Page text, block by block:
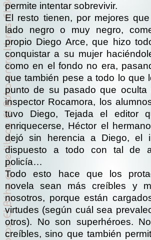
permite intentar sobrevivir.
El resto tienen, por mejores
lado negro o muy negro,
propio Diego Arce, que hizo
conquistar a su mujer
como en el fondo no era,
que también pese a todo lo que
punto de su pasado que
inspector Rocamora, los
tuvo Diego, Tejada el editor
enriquecerse, Héctor el
dejó sin herencia a Diego, el
dispuesto a todo con tal de
policía…
Todo esto hace que los
novela sean más creíbles y
nosotros, porque están
virtudes (según cuál sea
otros). No son superhéroes.
creíbles, sino que también